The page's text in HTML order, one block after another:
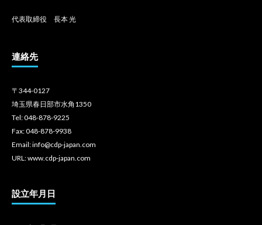
代表取締役 長本 光
連絡先
〒344-0127
埼玉県春日部市水角1350
Tel: 048-878-9225
Fax: 048-878-9938
Email: info@cdp-japan.com
URL: www.cdp-japan.com
設立年月日